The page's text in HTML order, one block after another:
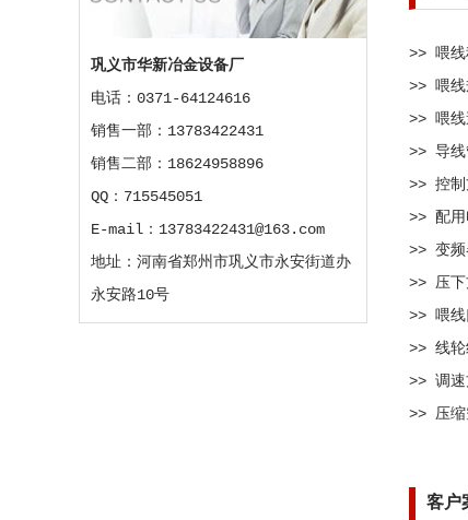
巩义市华新冶金设备厂
电话：0371-64124616
销售一部：13783422431
销售二部：18624958896
QQ：715545051
E-mail：13783422431@163.com
地址：河南省郑州市巩义市永安街道办
永安路10号
>> 喂线
>> 喂线
>> 喂线
>> 导线
>> 控制
>> 配用
>> 变频
>> 压下
>> 喂线
>> 线轮
>> 调速
>> 压
客户